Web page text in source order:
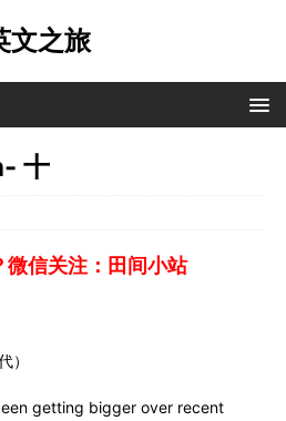
文之旅
十
微信关注：田间小站
）
getting bigger over recent